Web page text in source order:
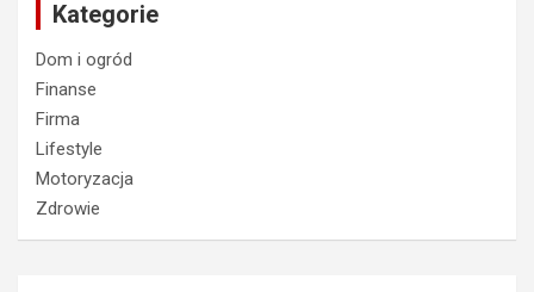
Kategorie
Dom i ogród
Finanse
Firma
Lifestyle
Motoryzacja
Zdrowie